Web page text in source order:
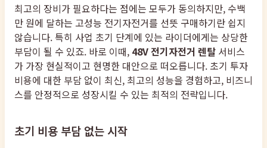
최고의 장비가 필요하다는 점에는 모두가 동의하지만, 수백
만 원에 달하는 고성능 전기자전거를 선뜻 구매하기란 쉽지
않습니다. 특히 사업 초기 단계에 있는 라이더에게는 상당한
부담이 될 수 있죠. 바로 이때, 48V 전기자전거 렌탈 서비스
가 가장 현실적이고 현명한 대안으로 떠오릅니다. 초기 투자
비용에 대한 부담 없이 최신, 최고의 성능을 경험하고, 비즈니
스를 안정적으로 성장시킬 수 있는 최적의 전략입니다.
초기 비용 부담 없는 시작